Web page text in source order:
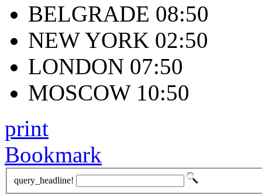
BELGRADE 08:50
NEW YORK 02:50
LONDON 07:50
MOSCOW 10:50
print
Bookmark
query_headline!